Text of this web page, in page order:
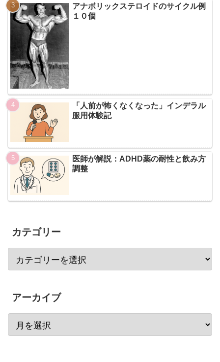
アナボリックステロイドのサイクル例
１０個
「人前が怖くなくなった」インデラル
服用体験記
医師が解説：ADHD薬の耐性と飲み方
調整
カテゴリー
アーカイブ